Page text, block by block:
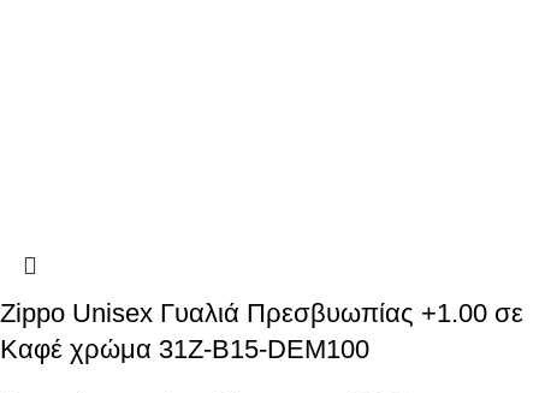
Zippo Unisex Γυαλιά Πρεσβυωπίας +1.00 σε
Καφέ χρώμα 31Z-B15-DEM100